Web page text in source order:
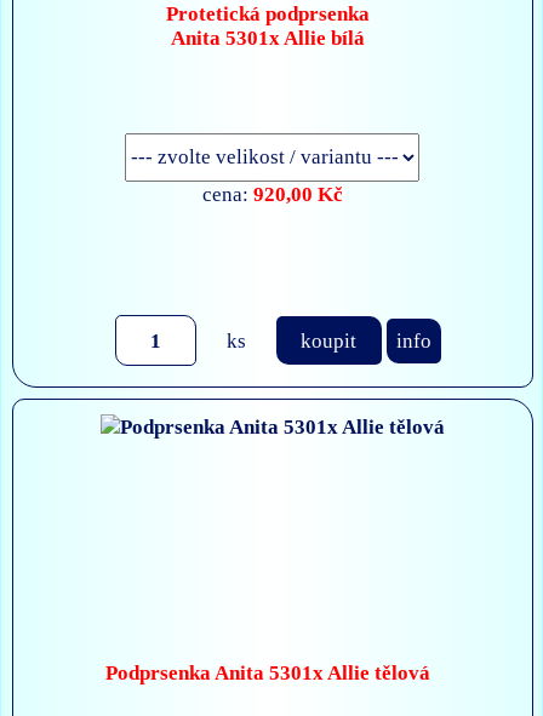
Protetická podprsenka
Anita 5301x Allie bílá
cena: 920,00 Kč
ks koupit info
Podprsenka Anita 5301x Allie tělová